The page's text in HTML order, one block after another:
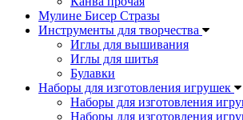
Мулине Бисер Стразы
Инструменты для творчества
Иглы для вышивания
Иглы для шитья
Булавки
Наборы для изготовления игрушек
Наборы для изготовления
Наборы для изготовления